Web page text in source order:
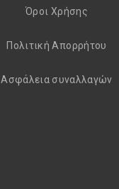
Όροι Χρήσης
Πολιτική Απορρήτου
Aσφάλεια συναλλαγών